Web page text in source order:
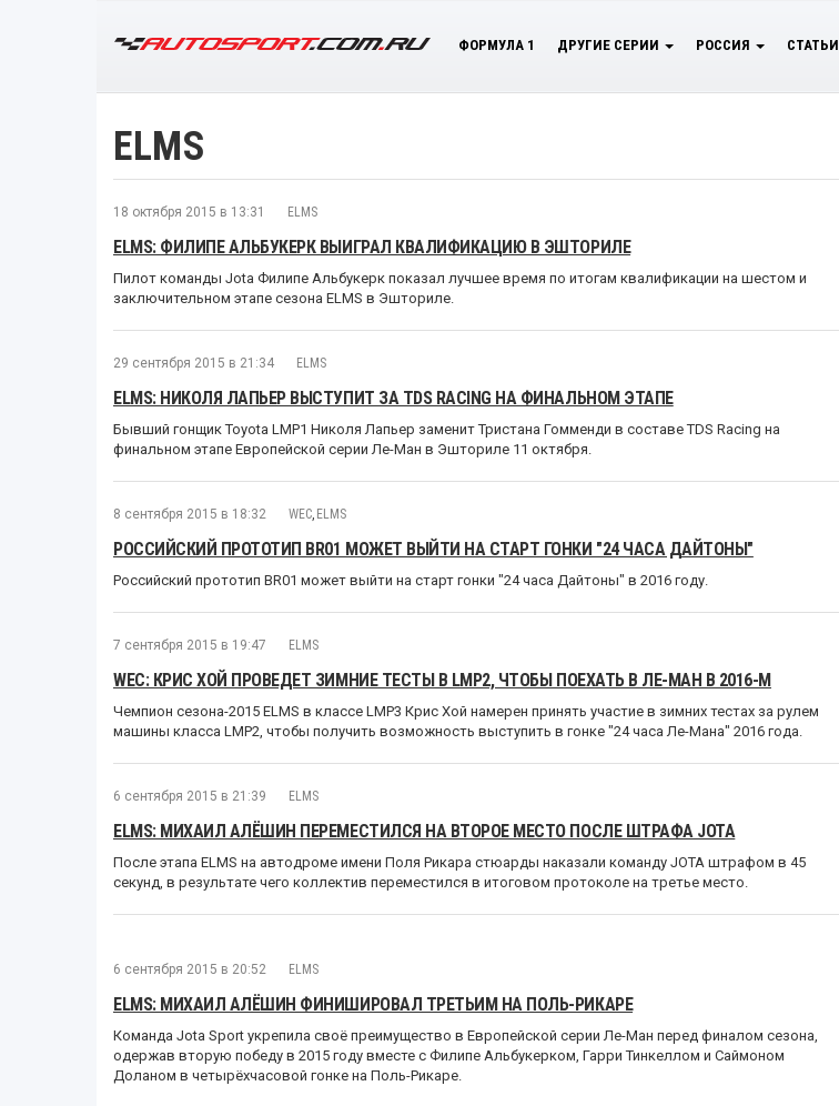
ФОРМУЛА 1 ДРУГИЕ СЕРИИ РОССИЯ СТАТЬИ
ELMS
18 октября 2015 в 13:31 ELMS
ELMS: ФИЛИПЕ АЛЬБУКЕРК ВЫИГРАЛ КВАЛИФИКАЦИЮ В ЭШТОРИЛЕ
Пилот команды Jota Филипе Альбукерк показал лучшее время по итогам квалификации на шестом и
заключительном этапе сезона ELMS в Эшториле.
29 сентября 2015 в 21:34 ELMS
ELMS: НИКОЛЯ ЛАПЬЕР ВЫСТУПИТ ЗА TDS RACING НА ФИНАЛЬНОМ ЭТАПЕ
Бывший гонщик Toyota LMP1 Николя Лапьер заменит Тристана Гомменди в составе TDS Racing на
финальном этапе Европейской серии Ле-Ман в Эшториле 11 октября.
8 сентября 2015 в 18:32 WEC, ELMS
РОССИЙСКИЙ ПРОТОТИП BR01 МОЖЕТ ВЫЙТИ НА СТАРТ ГОНКИ "24 ЧАСА ДАЙТОНЫ"
Российский прототип BR01 может выйти на старт гонки "24 часа Дайтоны" в 2016 году.
7 сентября 2015 в 19:47 ELMS
WEC: КРИС ХОЙ ПРОВЕДЕТ ЗИМНИЕ ТЕСТЫ В LMP2, ЧТОБЫ ПОЕХАТЬ В ЛЕ-МАН В 2016-М
Чемпион сезона-2015 ELMS в классе LMP3 Крис Хой намерен принять участие в зимних тестах за рулем
машины класса LMP2, чтобы получить возможность выступить в гонке "24 часа Ле-Мана" 2016 года.
6 сентября 2015 в 21:39 ELMS
ELMS: МИХАИЛ АЛЁШИН ПЕРЕМЕСТИЛСЯ НА ВТОРОЕ МЕСТО ПОСЛЕ ШТРАФА JOTA
После этапа ELMS на автодроме имени Поля Рикара стюарды наказали команду JOTA штрафом в 45
секунд, в результате чего коллектив переместился в итоговом протоколе на третье место.
6 сентября 2015 в 20:52 ELMS
ELMS: МИХАИЛ АЛЁШИН ФИНИШИРОВАЛ ТРЕТЬИМ НА ПОЛЬ-РИКАРЕ
Команда Jota Sport укрепила своё преимущество в Европейской серии Ле-Ман перед финалом сезона,
одержав вторую победу в 2015 году вместе с Филипе Альбукерком, Гарри Тинкеллом и Саймоном
Доланом в четырёхчасовой гонке на Поль-Рикаре.